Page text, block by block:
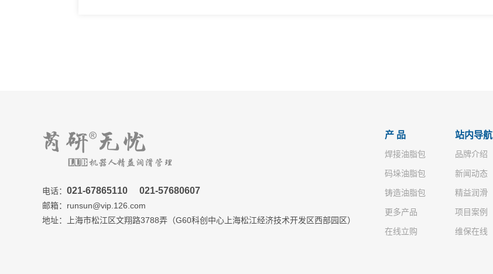
电话： 021-67865110 021-57680607
邮箱：runsun@vip.126.com
地址：上海市松江区文翔路3788弄（G60科创中心上海松江经济技术开发区西部园区）
产 品
焊接油脂包
码垛油脂包
铸造油脂包
更多产品
在线立购
站内导航
品牌介绍
新闻动态
精益润滑
项目案例
维保在线